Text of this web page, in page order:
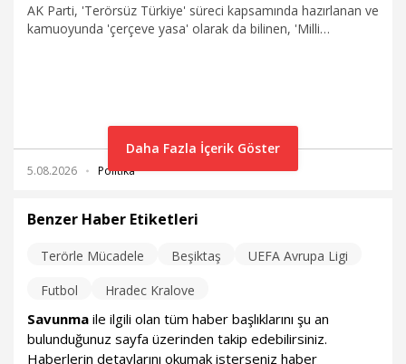
AK Parti, 'Terörsüz Türkiye' süreci kapsamında hazırlanan ve
kamuoyunda 'çerçeve yasa' olarak da bilinen, 'Milli
5.08.2026 Politika
Daha Fazla İçerik Göster
Benzer Haber Etiketleri
Terörle Mücadele Beşiktaş
UEFA Avrupa Ligi
Futbol
Hradec Kralove
Savunma ile ilgili olan tüm haber başlıklarını şu an
bulunduğunuz sayfa üzerinden takip edebilirsiniz.
Haberlerin detaylarını okumak isterseniz haber